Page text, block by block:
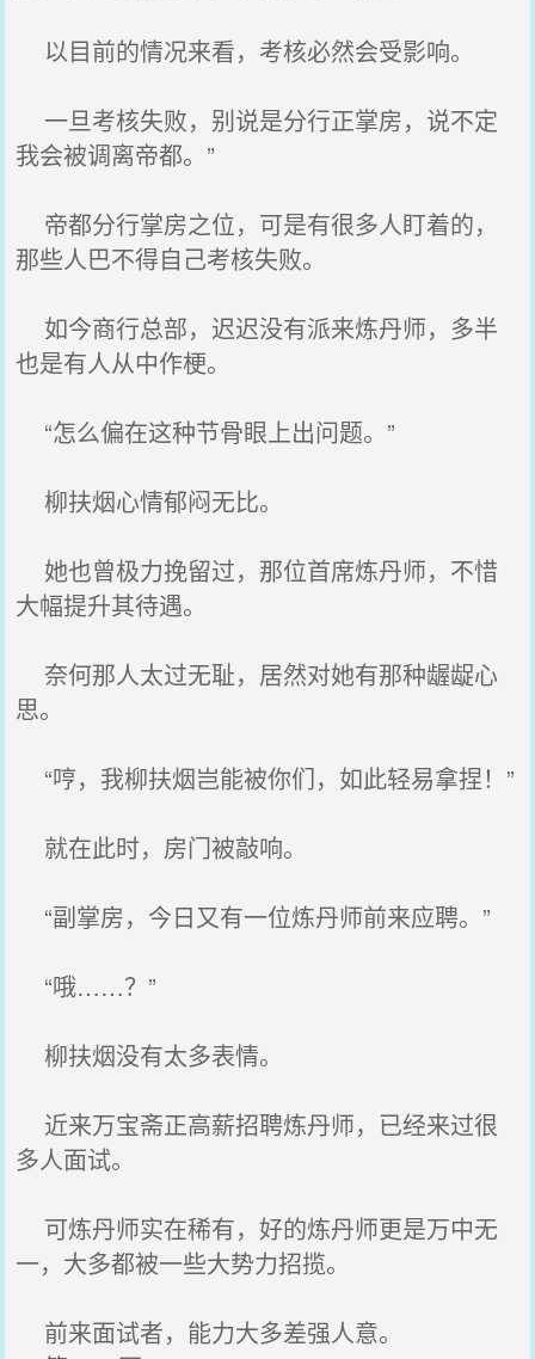
以目前的情况来看，考核必然会受影响。
一旦考核失败，别说是分行正掌房，说不定
我会被调离帝都。”
帝都分行掌房之位，可是有很多人盯着的，
那些人巴不得自己考核失败。
如今商行总部，迟迟没有派来炼丹师，多半
也是有人从中作梗。
“怎么偏在这种节骨眼上出问题。”
柳扶烟心情郁闷无比。
她也曾极力挽留过，那位首席炼丹师，不惜
大幅提升其待遇。
奈何那人太过无耻，居然对她有那种龌龊心
思。
“哼，我柳扶烟岂能被你们，如此轻易拿捏！”
就在此时，房门被敲响。
“副掌房，今日又有一位炼丹师前来应聘。”
“哦……？”
柳扶烟没有太多表情。
近来万宝斋正高薪招聘炼丹师，已经来过很
多人面试。
可炼丹师实在稀有，好的炼丹师更是万中无
一，大多都被一些大势力招揽。
前来面试者，能力大多差强人意。